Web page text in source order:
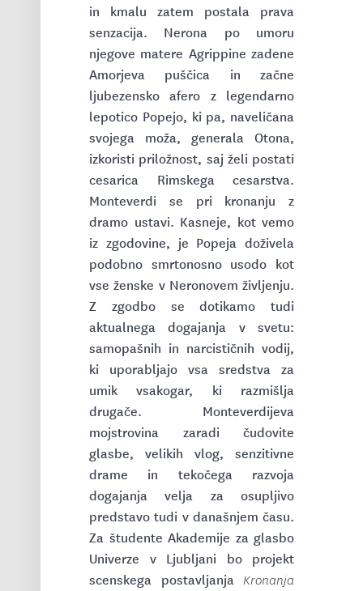
in kmalu zatem postala prava
senzacija. Nerona po umoru
njegove matere Agrippine zadene
Amorjeva puščica in začne
ljubezensko afero z legendarno
lepotico Popejo, ki pa, naveličana
svojega moža, generala Otona,
izkoristi priložnost, saj želi postati
cesarica Rimskega cesarstva.
Monteverdi se pri kronanju z
dramo ustavi. Kasneje, kot vemo
iz zgodovine, je Popeja doživela
podobno smrtonosno usodo kot
vse ženske v Neronovem življenju.
Z zgodbo se dotikamo tudi
aktualnega dogajanja v svetu:
samopašnih in narcističnih vodij,
ki uporabljajo vsa sredstva za
umik vsakogar, ki razmišlja
drugače. Monteverdijeva
mojstrovina zaradi čudovite
glasbe, velikih vlog, senzitivne
drame in tekočega razvoja
dogajanja velja za osupljivo
predstavo tudi v današnjem času.
Za študente Akademije za glasbo
Univerze v Ljubljani bo projekt
scenskega postavljanja Kronanja